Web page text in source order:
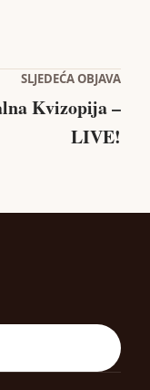
SLJEDEĆA OBJAVA
Kvizopija –
LIVE!